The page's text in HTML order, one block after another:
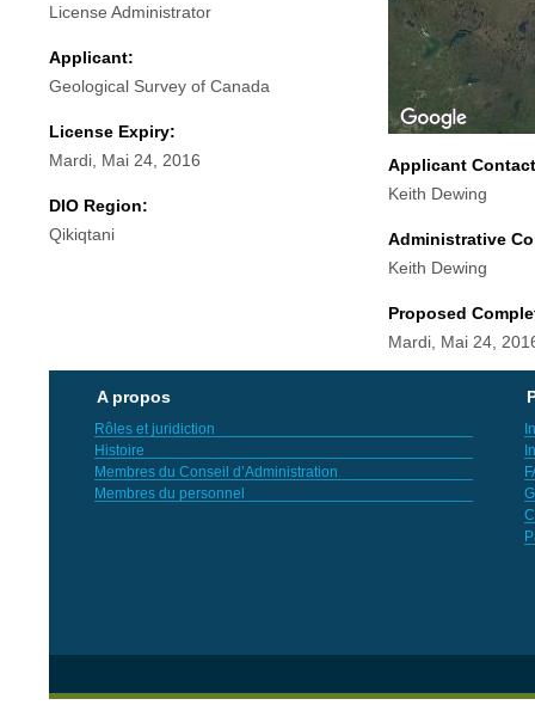
License Administrator
Applicant:
Geological Survey of Canada
License Expiry:
Mardi, Mai 24, 2016
DIO Region:
Qikiqtani
Applicant
Keith Dewing
Administrative
Keith Dewing
Proposed
Mardi, Mai 24,
A propos
Rôles et juridiction
Histoire
Membres du Conseil d’Administration
Membres du personnel